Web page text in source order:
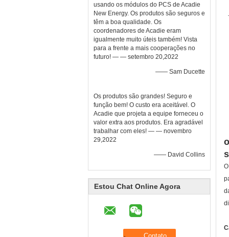
usando os módulos do PCS de Acadie
New Energy. Os produtos são seguros e
têm a boa qualidade. Os
coordenadores de Acadie eram
igualmente muito úteis também! Vista
para a frente a mais cooperações no
futuro! — — setembro 20,2022
—— Sam Ducette
Os produtos são grandes! Seguro e
função bem! O custo era aceitável. O
Acadie que projeta a equipe forneceu o
valor extra aos produtos. Era agradável
trabalhar com eles! — — novembro
29,2022
—— David Collins
Estou Chat Online Agora